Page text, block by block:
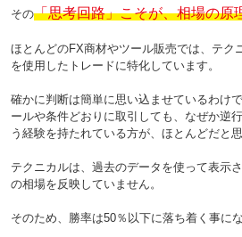
その「思考回路」こそが、相場の原
ほとんどのFX商材やツール販売では、テク
を使用したトレードに特化しています。
確かに判断は簡単に思い込ませているわけ
ールや条件どおりに取引しても、なぜか逆
う経験を持たれている方が、ほとんどだと思
テクニカルは、過去のデータを使って表示
の相場を反映していません。
そのため、勝率は50％以下に落ち着く事にな